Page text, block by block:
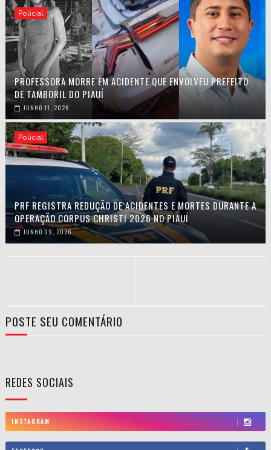
Policial
PROFESSORA MORRE EM ACIDENTE QUE ENVOLVEU PREFEITO
DE TAMBORIL DO PIAUÍ
JUNHO 11, 2026
Policial
PRF REGISTRA REDUÇÃO DE ACIDENTES E MORTES DURANTE A
OPERAÇÃO CORPUS CHRISTI 2026 NO PIAUÍ
JUNHO 09, 2026
POSTE SEU COMENTÁRIO
REDES SOCIAIS
INSTAGRAM